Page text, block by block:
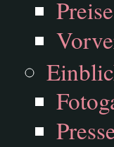
Preise